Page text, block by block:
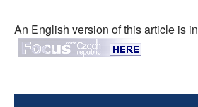
An English version of this article is in